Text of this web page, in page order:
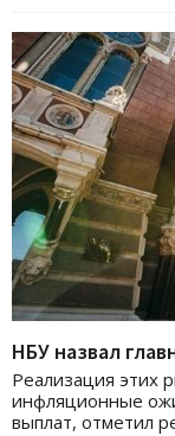
НБУ назвал
Реализация этих
инфляционные
выплат, отметил